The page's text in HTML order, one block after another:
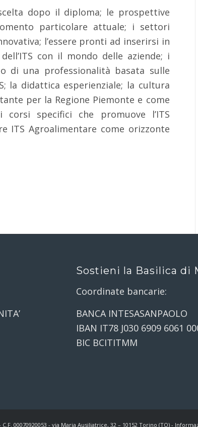
dopo il diploma; le prospettive
particolare attuale; i settori
l’essere pronti ad inserirsi in
con il mondo delle aziende; i
di una professionalità basata sulle
la didattica esperienziale; la cultura
per la Regione Piemonte e come
specifici che promuove l’ITS
ITS Agroalimentare come orizzonte
Sostieni la Basilica di
Coordinate bancarie:
BANCA INTESASANPAOLO
IBAN IT78 J030 6909 6061
BIC BCITITMM
C.F. 00070920053 - via Maria Ausiliatrice, 32 – 10152 Torino (TO) -